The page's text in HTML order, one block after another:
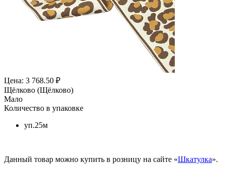
Цена: 3 768.50 ₽
Щёлково (Щёлково)
Мало
Количество в упаковке
уп.25м
Данный товар можно купить в розницу на сайте «Шкатулка».